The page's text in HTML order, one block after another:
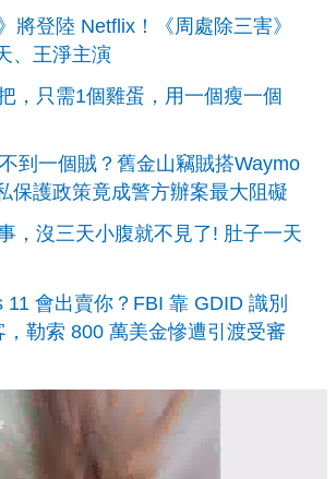
將登陸 Netflix！《周處除三害》
、王淨主演
，只需1個雞蛋，用一個瘦一個
到一個賊？舊金山竊賊搭Waymo
保護政策竟成警方辦案最大阻礙
，沒三天小腹就不見了! 肚子一天
11 會出賣你？FBI 靠 GDID 識別
勒索 800 萬美金慘遭引渡受審